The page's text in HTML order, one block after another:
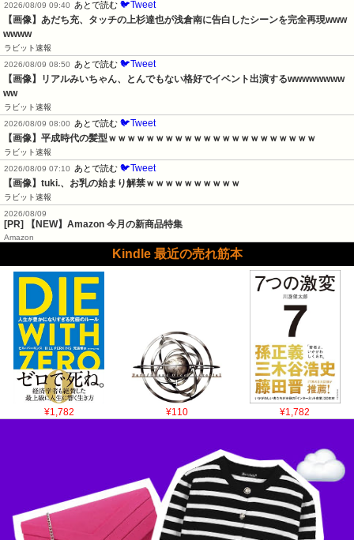
2026/08/09 09:40 あとで読む 🐦Tweet
【画像】あだち充、タッチの上杉達也が浅倉南に告白したシーンを完全再現www
wwww
ラビット速報
2026/08/09 08:50
あとで読む 🐦Tweet
【画像】リアルみいちゃん、とんでもない格好でイベント出演するwwwwwwww
ww
ラビット速報
2026/08/09 08:00
あとで読む 🐦Tweet
【画像】平成時代の髪型ｗｗｗｗｗｗｗｗｗｗｗｗｗｗｗｗｗｗｗｗｗｗ
ラビット速報
2026/08/09 07:10
あとで読む 🐦Tweet
【画像】tuki.、お乳の始まり解禁ｗｗｗｗｗｗｗｗｗｗ
ラビット速報
2026/08/09
[PR] 【NEW】Amazon 今月の新商品特集
Amazon
Kindle 最近の売れ筋本
¥1,782 ¥110 ¥1,782